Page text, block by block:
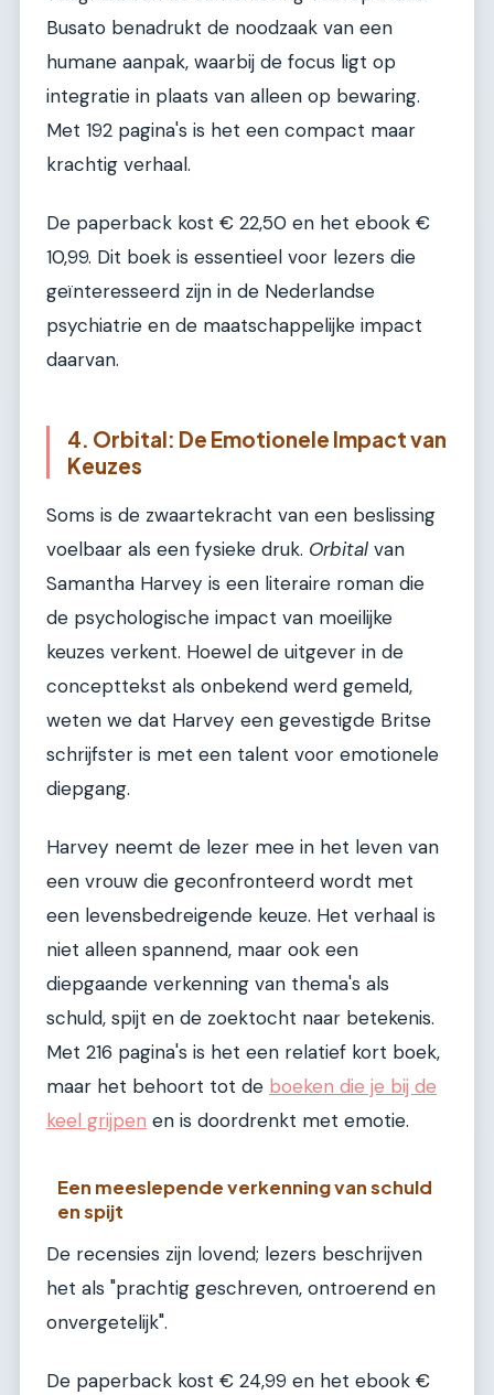
Busato benadrukt de noodzaak van een
humane aanpak, waarbij de focus ligt op
integratie in plaats van alleen op bewaring.
Met 192 pagina's is het een compact maar
krachtig verhaal.
De paperback kost € 22,50 en het ebook €
10,99. Dit boek is essentieel voor lezers die
geïnteresseerd zijn in de Nederlandse
psychiatrie en de maatschappelijke impact
daarvan.
4. Orbital: De Emotionele Impact van
Keuzes
Soms is de zwaartekracht van een beslissing
voelbaar als een fysieke druk. Orbital van
Samantha Harvey is een literaire roman die
de psychologische impact van moeilijke
keuzes verkent. Hoewel de uitgever in de
concepttekst als onbekend werd gemeld,
weten we dat Harvey een gevestigde Britse
schrijfster is met een talent voor emotionele
diepgang.
Harvey neemt de lezer mee in het leven van
een vrouw die geconfronteerd wordt met
een levensbedreigende keuze. Het verhaal is
niet alleen spannend, maar ook een
diepgaande verkenning van thema's als
schuld, spijt en de zoektocht naar betekenis.
Met 216 pagina's is het een relatief kort boek,
maar het behoort tot de boeken die je bij de
keel grijpen en is doordrenkt met emotie.
Een meeslepende verkenning van schuld
en spijt
De recensies zijn lovend; lezers beschrijven
het als "prachtig geschreven, ontroerend en
onvergetelijk".
De paperback kost € 24,99 en het ebook €